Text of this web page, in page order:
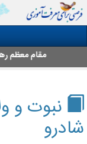
مقام معظم
نبوت و
شادرو